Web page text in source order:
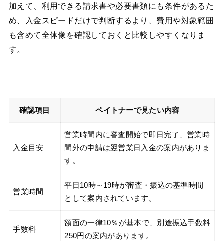
加えて、利用できる請求書や必要書類にも条件があるた
め、入金スピードだけで判断するより、費用や対象範囲
も含めて全体像を確認しておくと比較しやすくなりま
す。
確認項目 ペイトナーで見たい内容
入金目安
営業時間内に審査開始で即日完了、営業時
間外の申請は翌営業日入金の案内がありま
す。
営業時間
平日10時～19時が審査・振込の基準時間
として案内されています。
手数料
額面の一律10％が基本で、別途振込手数料
250円の案内があります。